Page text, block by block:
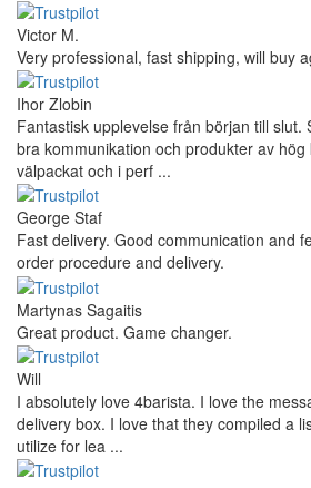
Victor M.
Very professional, fast shipping, will buy
Ihor Zlobin
Fantastisk upplevelse från början till slut.
bra kommunikation och produkter av hög
välpackat och i perf ...
George Staf
Fast delivery. Good communication and
order procedure and delivery.
Martynas Sagaitis
Great product. Game changer.
Will
I absolutely love 4barista. I love the
delivery box. I love that they compiled a
utilize for lea ...